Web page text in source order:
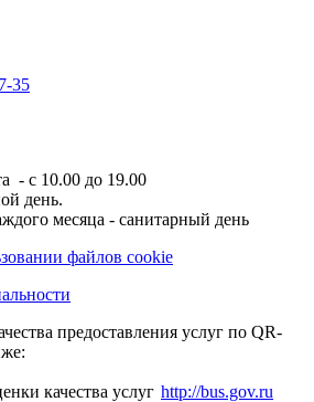
35
- с 10.00 до 19.00
день.
месяца - санитарный день
файлов cookie
предоставления услуг по QR-
http://bus.gov.ru